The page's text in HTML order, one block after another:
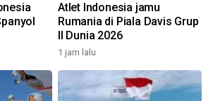
Atlet Indonesia jamu
Rumania di Piala Davis Grup
II Dunia 2026
1 jam lalu